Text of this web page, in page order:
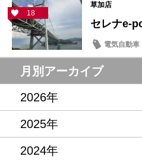
18
草加店
セレナ
電気自動車
オーナーズ
月別アーカイブ
2026年
2025年
2024年